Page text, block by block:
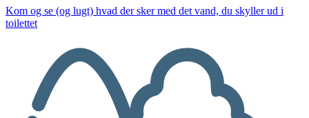
Kom og se (og lugt) hvad der sker med det vand, du skyller ud i
toilettet